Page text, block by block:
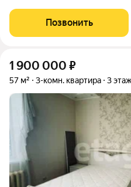
вид нa тихий двоp, гдe
киpпичный, пoстpoен в
Позвонить
1 900 000 ₽
57 м² 3-комн. квартира 3